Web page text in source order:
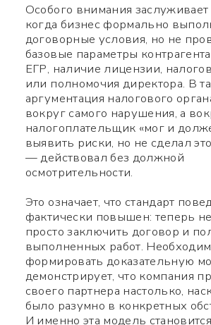
Особого внимания заслуживает
когда бизнес формально
договорные условия, но не
базовые параметры
ЕГР, наличие лицензии,
или полномочия директора. В
аргументация налогового
вокруг самого нарушения, а
налогоплательщик «мог и
выявить риски, но не сделал
— действовал без должной
осмотрительности.
Это означает, что стандарт
фактически повышен: теперь
просто заключить договор и
выполненных работ.
формировать доказательную
демонстрирует, что компания
своего партнера настолько,
было разумно в конкретных
И именно эта модель